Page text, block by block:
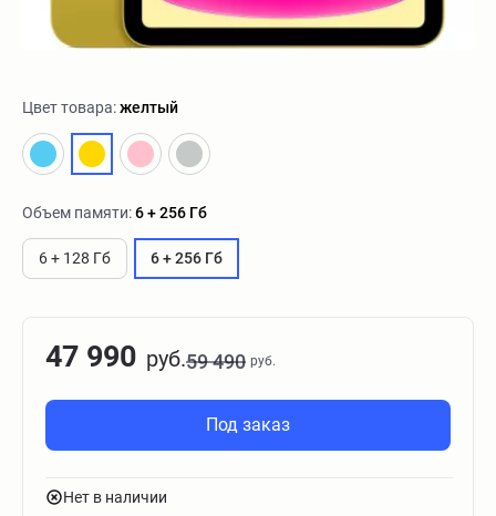
Цвет товара:желтый
Объем памяти:6 + 256 Гб
6 + 128 Гб 6 + 256 Гб
47 990 руб.59 490 руб.
Под заказ
Нет в наличии